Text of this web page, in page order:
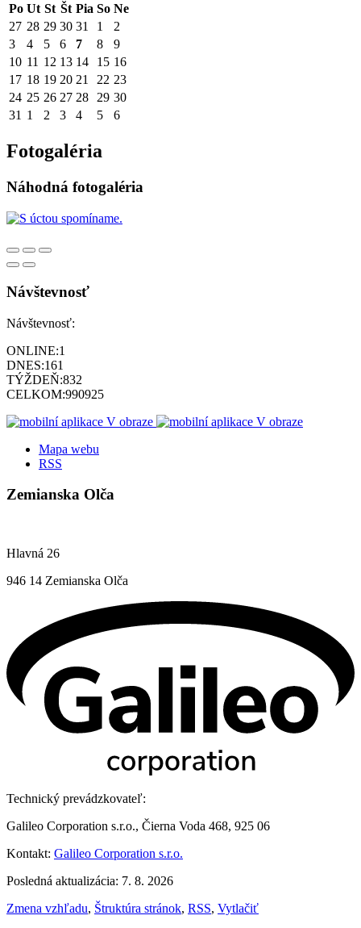
Po Ut St Št Pia So Ne
27 28 29 30 31 1
2
3
4 5 6 7 8
9
10 11 12 13 14 15 16
17 18 19 20 21 22 23
24 25 26 27 28 29 30
31 1 2 3 4 5 6
Fotogaléria
Náhodná fotogaléria
Návštevnosť
Návštevnosť:
ONLINE:1
DNES:161
TÝŽDEŇ:832
CELKOM:990925
Mapa webu
RSS
Zemianska Olča
Hlavná 26
946 14 Zemianska Olča
Technický prevádzkovateľ:
Galileo Corporation s.r.o., Čierna Voda 468, 925 06
Kontakt: Galileo Corporation s.r.o.
Posledná aktualizácia: 7. 8. 2026
Zmena vzhľadu, Štruktúra stránok, RSS, Vytlačiť